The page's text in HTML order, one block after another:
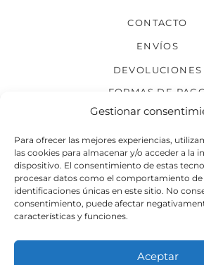
Gestionar
Para ofrecer las mejores experiencias,
las cookies para almacenar y/o acceder a la
dispositivo. El consentimiento de estas
procesar datos como el comportamiento de
identificaciones únicas en este sitio. No
consentimiento, puede afectar
características y funciones.
Aceptar
CONTACTO
ENVÍOS
DEVOLUCIONES
FORMAS DE
SÍGUENOS